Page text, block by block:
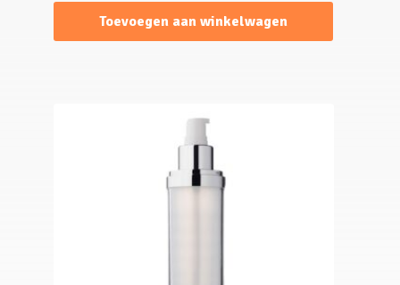
Toevoegen aan winkelwagen